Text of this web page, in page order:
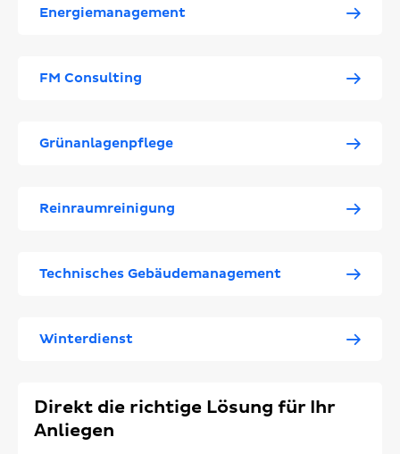
Energiemanagement
FM Consulting
Grünanlagenpflege
Reinraumreinigung
Technisches Gebäudemanagement
Winterdienst
Direkt die richtige Lösung für Ihr
Anliegen